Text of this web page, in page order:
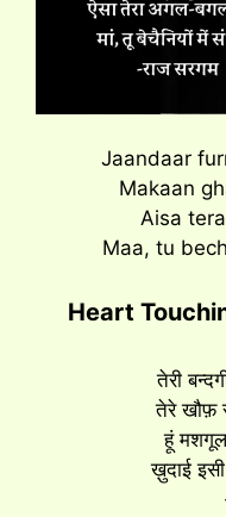
Jaandaar
Makaan
Aisa
Maa, tu
Heart
तेरी
तेरे खौफ़
हूं
ख़ुदाई